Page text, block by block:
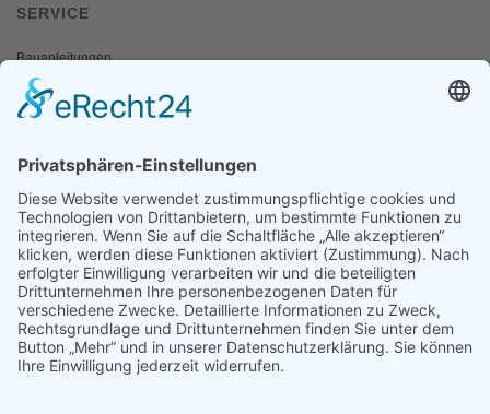
SERVICE
Bauanleitungen
Schulangebote
Shop
MEDIEN & PRESSE
Informationsfalter
Informativ
Otternet
natur & land
Presse
ÜBER UNS